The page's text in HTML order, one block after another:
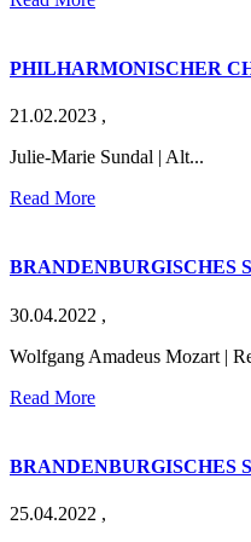
PHILHARMONISCHER
21.02.2023 ,
Julie-Marie Sundal | Alt...
Read More
BRANDENBURGISCHES
30.04.2022 ,
Wolfgang Amadeus Mozart |
Read More
BRANDENBURGISCHES
25.04.2022 ,